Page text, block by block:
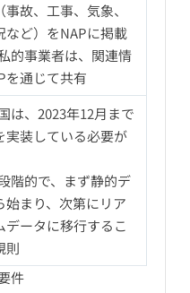
故、工事、気象、
など）をNAPに掲載
的事業者は、関連情
を通じて共有
は、2023年12月まで
実装している必要が
階的で、まず静的デ
始まり、次第にリア
データに移行するこ
則
件